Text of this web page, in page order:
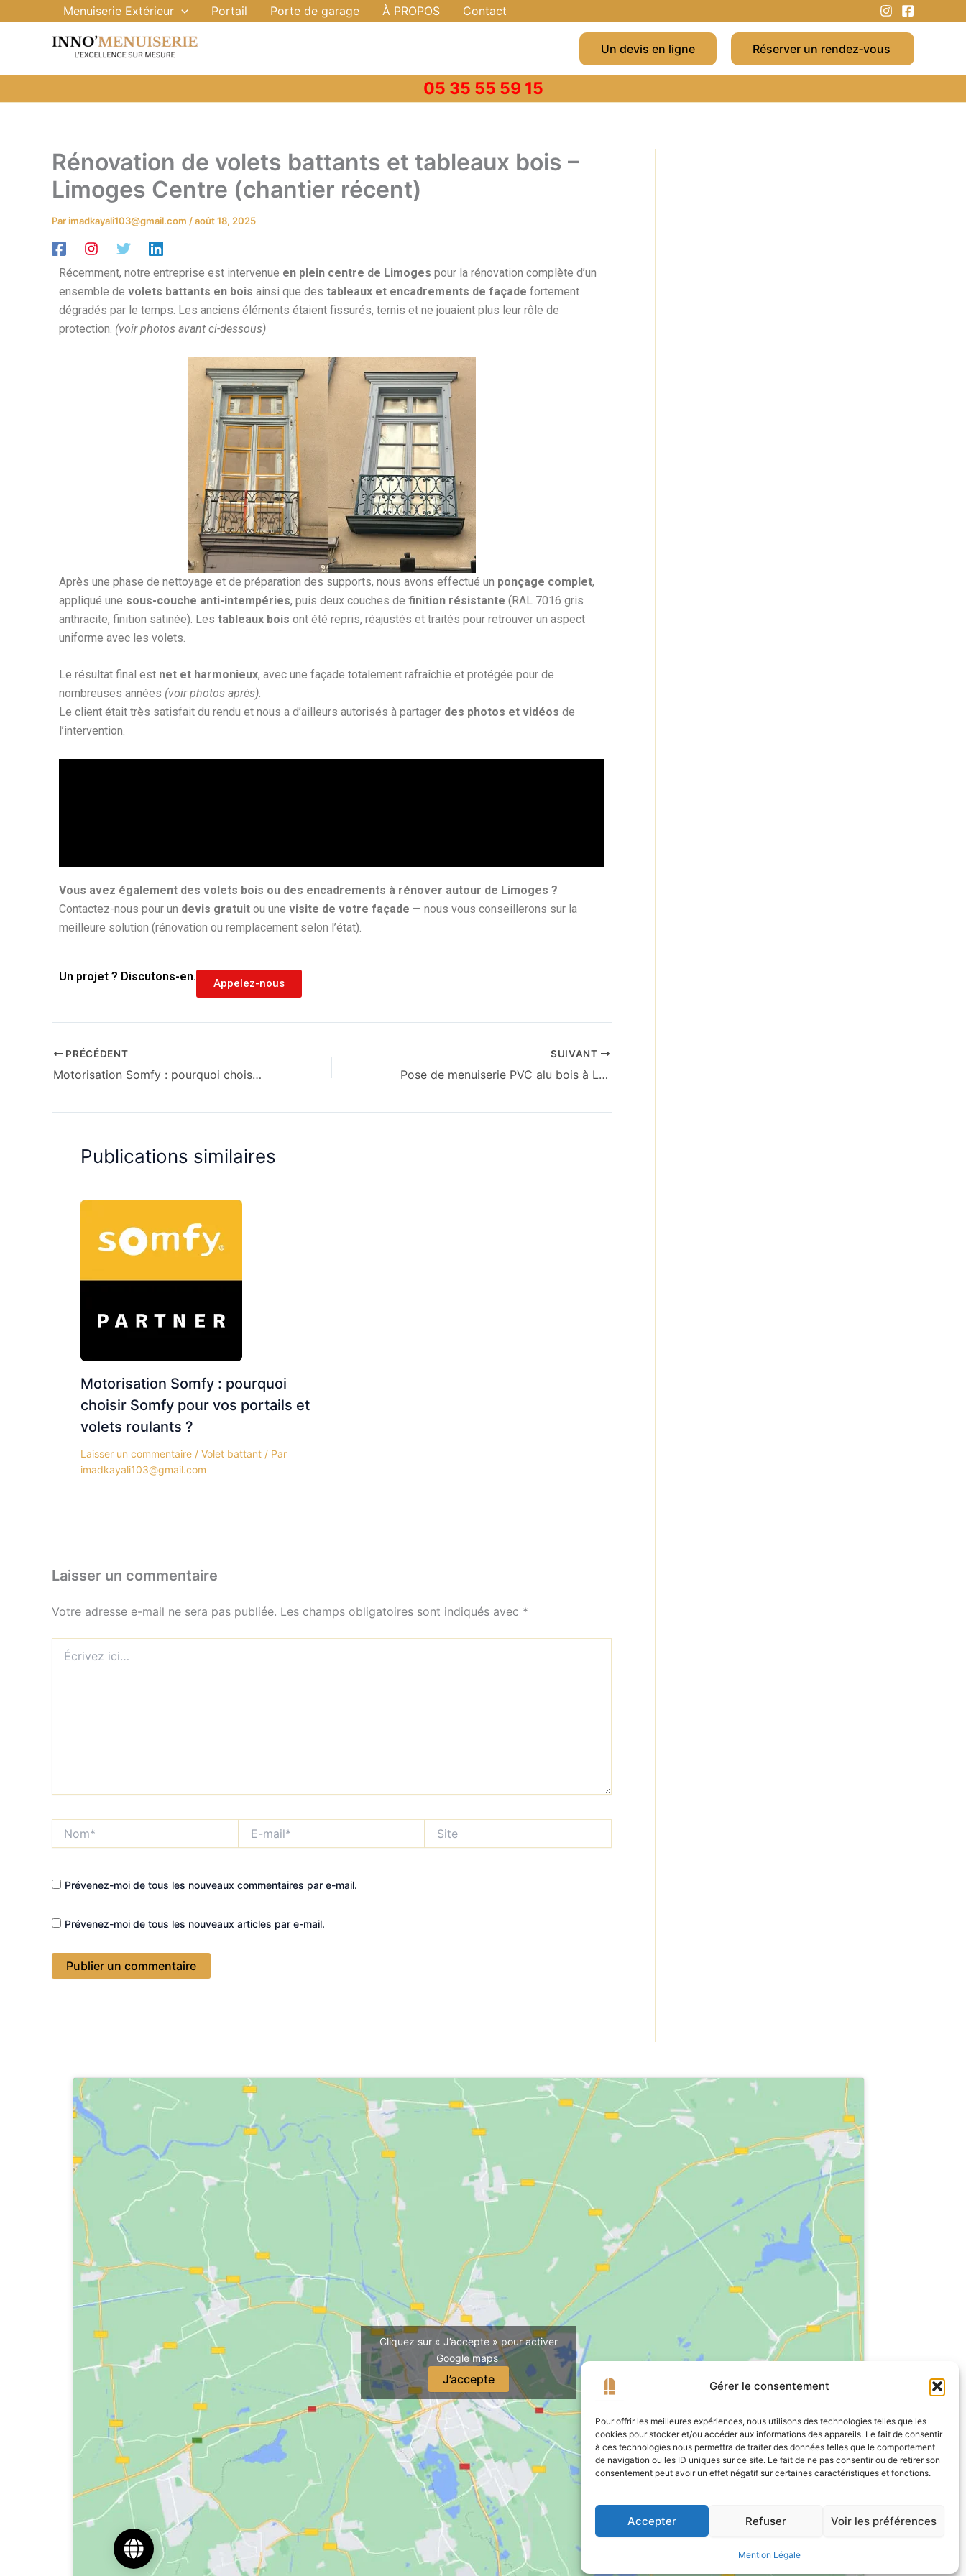
Gérer le consentement
Pour offrir les meilleures expériences, nous utilisons des technologies telles que les
cookies pour stocker et/ou accéder aux informations des appareils. Le fait de consentir
à ces technologies nous permettra de traiter des données telles que le comportement
de navigation ou les ID uniques sur ce site. Le fait de ne pas consentir ou de retirer son
consentement peut avoir un effet négatif sur certaines caractéristiques et fonctions.
Accepter Refuser Voir les préférences
Mention Légale
Menuiserie Extérieur Portail Porte de garage À PROPOS Contact
Un devis en ligne Réserver un rendez‑vous
05 35 55 59 15
Rénovation de volets battants et tableaux bois –
Limoges Centre (chantier récent)
Parimadkayali103@gmail.com /août 18, 2025
Récemment, notre entreprise est intervenue en plein centre de Limoges pour la rénovation complète d’un
ensemble de volets battants en bois ainsi que des tableaux et encadrements de façade fortement
dégradés par le temps. Les anciens éléments étaient fissurés, ternis et ne jouaient plus leur rôle de
protection. (voir photos avant ci-dessous)
Après une phase de nettoyage et de préparation des supports, nous avons effectué un ponçage complet,
appliqué une sous-couche anti-intempéries, puis deux couches de finition résistante (RAL 7016 gris
anthracite, finition satinée). Les tableaux bois ont été repris, réajustés et traités pour retrouver un aspect
uniforme avec les volets.
Le résultat final est net et harmonieux, avec une façade totalement rafraîchie et protégée pour de
nombreuses années (voir photos après).
Le client était très satisfait du rendu et nous a d’ailleurs autorisés à partager des photos et vidéos de
l’intervention.
Vous avez également des volets bois ou des encadrements à rénover autour de Limoges ?
Contactez-nous pour un devis gratuit ou une visite de votre façade — nous vous conseillerons sur la
meilleure solution (rénovation ou remplacement selon l’état).
Un projet ? Discutons-en. Appelez-nous
PRÉCÉDENT
Motorisation Somfy : pourquoi choisir Somfy pour vos portails et volets roulants ?
SUIVANT
Pose de menuiserie PVC alu bois à Limoges : Guide complet 2025 pour une installation durable
Publications similaires
Motorisation Somfy : pourquoi
choisir Somfy pour vos portails et
volets roulants ?
Laisser un commentaire / Volet battant / Par
imadkayali103@gmail.com
Laisser un commentaire
Votre adresse e-mail ne sera pas publiée. Les champs obligatoires sont indiqués avec *
ici…
mail*
Prévenez-moi de tous les nouveaux commentaires par e-mail.
Prévenez-moi de tous les nouveaux articles par e-mail.
Cliquez sur « J’accepte » pour activer
Google maps
J’accepte
Réserver un appel